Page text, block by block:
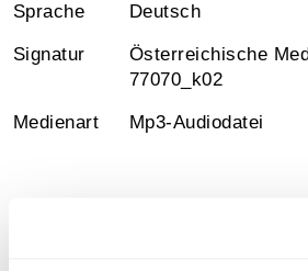
Sprache Deutsch
Signatur
Österreichische
77070_k02
Medienart Mp3-Audiodatei